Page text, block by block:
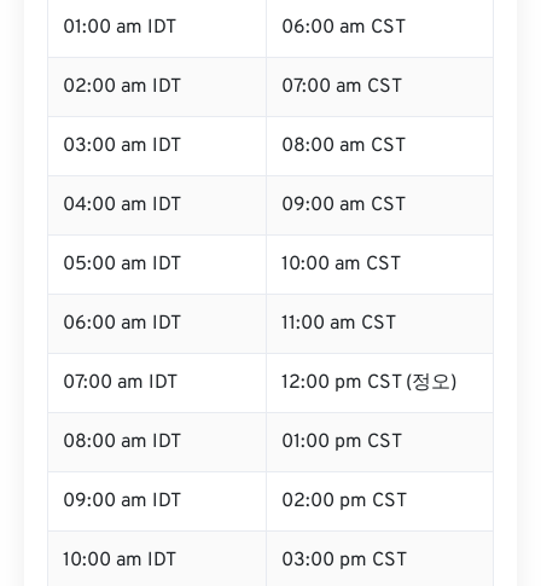
01:00 am IDT 06:00 am CST
02:00 am IDT 07:00 am CST
03:00 am IDT 08:00 am CST
04:00 am IDT 09:00 am CST
05:00 am IDT 10:00 am CST
06:00 am IDT 11:00 am CST
07:00 am IDT 12:00 pm CST (정오)
08:00 am IDT 01:00 pm CST
09:00 am IDT 02:00 pm CST
10:00 am IDT 03:00 pm CST